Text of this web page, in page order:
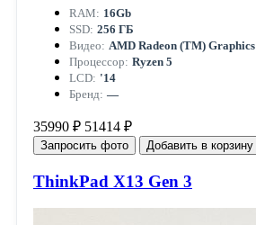
RAM: 16Gb
SSD: 256 ГБ
Видео: AMD Radeon (TM) Graphics
Процессор: Ryzen 5
LCD: '14
Бренд: —
35990 ₽ 51414 ₽
Запросить фото Добавить в корзину
ThinkPad X13 Gen 3